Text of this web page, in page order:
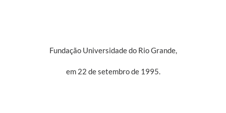
Fundação Universidade do Rio Grande,
em 22 de setembro de 1995.